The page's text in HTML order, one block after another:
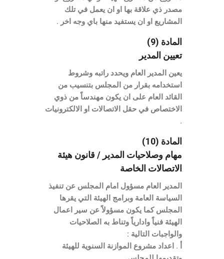
مصدر ذي علاقة بها او ان يعمل في تلك
المشاريع او ان يستفيد منها باي وجه اخر .
المادة (9)
تعيين المدير
يعين المدير العام ويحدد راتبه وشروط
استخدامه بقرار من المجلس بتنسيب من
القائد العام على ان يكون مهندساً من ذوي
الاختصاص في حقل الاتصالات او الالكترونيات
.
المادة (10)
مهام وصلاحيات المدير / قانون هيئة
الاتصالات الخاصة
المدير العام مسؤول امام المجلس عن تنفيذ
السياسة العامة وبرامج الهيئة التي يقرها
المجلس كما يكون مسؤولاً عن سير اعمال
الهيئة فنياً وادارياً وتناط به الصلاحيات
والواجبات التالية :
أ . اعداد مشروع الموازنة السنوية للهيئة